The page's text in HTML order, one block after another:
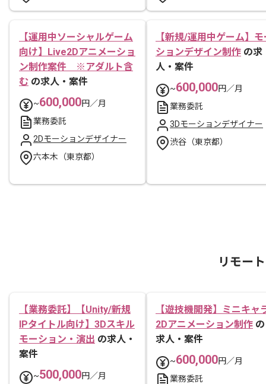
【運用中ソーシャルゲーム
向け】Live2Dアニメーショ
ン制作案件 ※アダルト含
む の求人・案件
~600,000円／月
業務委託
2Dモーションデザイナー
六本木（東京都）
【新規/運用中ゲーム】モ
ションデザイン制作 の求
人・案件
~600,000円／月
業務委託
3Dモーションデザイナー
渋谷（東京都）
リモー
【業務委託】【Unity/新規
IPタイトル向け】3Dスキル
モーション・演出 の求人・
案件
~500,000円／月
【遊技機開発】ミニキャ
2Dアニメーション制作 の
求人・案件
~600,000円／月
業務委託